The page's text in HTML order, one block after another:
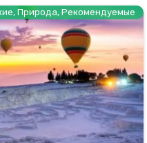
, Природа, Рекомендуемые